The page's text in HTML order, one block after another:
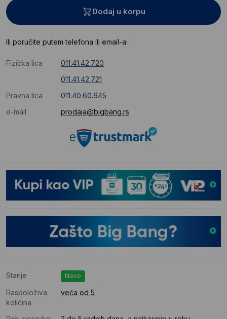
Dodaj u korpu
Ili poručite putem telefona ili email-a:
Fizička lica
011.41.42.720
011.41.42.721
Pravna lica
011.40.60.645
e-mail:
prodaja@bigbang.rs
Stanje Novo
Raspoloživa
količina
veća od 5